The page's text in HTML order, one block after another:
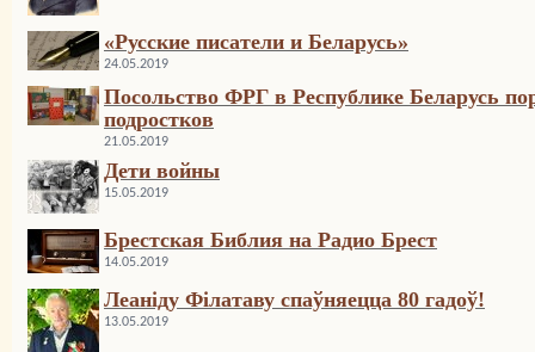
«Русские писатели и Беларусь»
24.05.2019
Посольство ФРГ в Республике Беларусь
подростков
21.05.2019
Дети войны
15.05.2019
Брестская Библия на Радио Брест
14.05.2019
Леаніду Філатаву спаўняецца 80 гадоў!
13.05.2019